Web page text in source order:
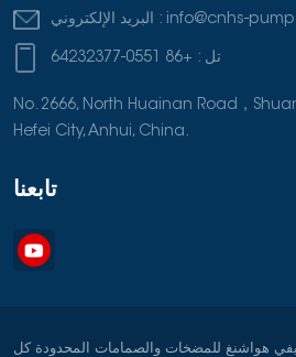
البريد الإلكتروني : info@cnhs-
تل : +86 0551-64232377
No. 2666, North Huainan Road，
Hefei City, Anhui, China.
تابعنا
© 2026 شركة هيفي هواشنغ للمضخات والصمامات المحدودة كل